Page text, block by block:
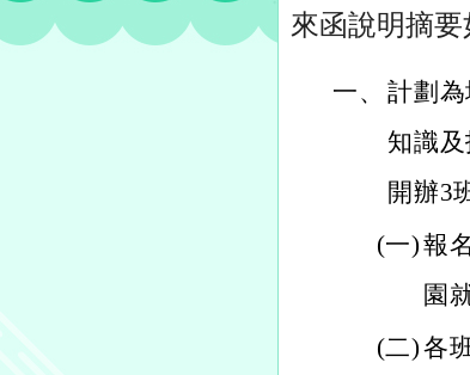
來函說明摘
一、 計劃
知識
開辦3
(一)報
園
(二)各